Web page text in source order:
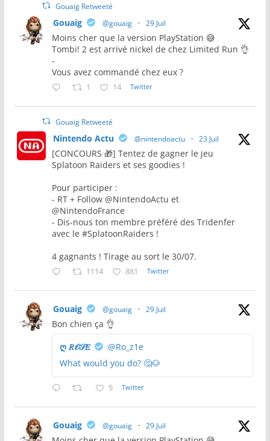
Gouaig Retweeté
Gouaig @gouaig · 29 Juil
Moins cher que la version PlayStation 😅
Tombi! 2 est arrivé nickel de chez Limited Run 👌
-
Vous avez commandé chez eux ?
1 14 Twitter
Gouaig Retweeté
Nintendo Actu @nintendoactu · 23 Juil
[CONCOURS 🎁] Tentez de gagner le jeu
Splatoon Raiders et ses goodies !
Pour participer :
- RT + Follow @NintendoActu et
@NintendoFrance
- Dis-nous ton membre préféré des Tridenfer
avec le #SplatoonRaiders !
4 gagnants ! Tirage au sort le 30/07.
1114 881 Twitter
Gouaig @gouaig · 29 Juil
Bon chien ça 👌
ღ 𝑅𝒪𝒮𝐸
@Ro_z1e
What would you do? 🤔🐶
5 Twitter
Gouaig @gouaig · 29 Juil